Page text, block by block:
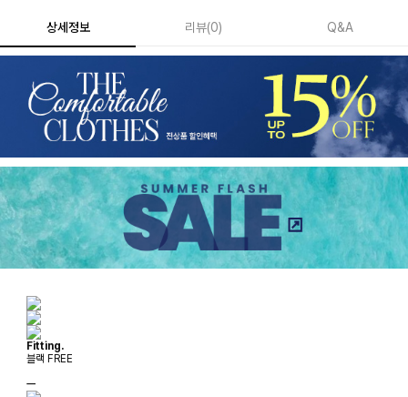
상세정보 리뷰(0) Q&A
Fitting.
블랙 FREE
ㅡ